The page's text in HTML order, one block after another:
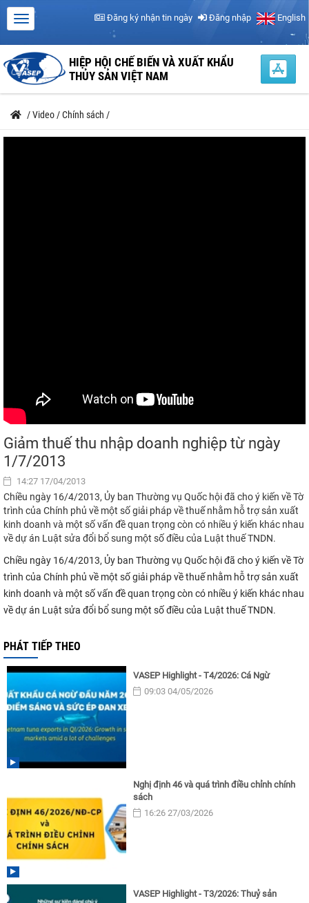
Đăng ký nhận tin ngày Đăng nhập English
HIỆP HỘI CHẾ BIẾN VÀ XUẤT KHẨU
THỦY SẢN VIỆT NAM
/Video /Chính sách /
Giảm thuế thu nhập doanh nghiệp từ ngày
1/7/2013
14:27 17/04/2013
Chiều ngày 16/4/2013, Ủy ban Thường vụ Quốc hội đã cho ý kiến về Tờ
trình của Chính phủ về một số giải pháp về thuế nhằm hỗ trợ sản xuất
kinh doanh và một số vấn đề quan trọng còn có nhiều ý kiến khác nhau
về dự án Luật sửa đổi bổ sung một số điều của Luật thuế TNDN.
Chiều ngày 16/4/2013, Ủy ban Thường vụ Quốc hội đã cho ý kiến về Tờ
trình của Chính phủ về một số giải pháp về thuế nhằm hỗ trợ sản xuất
kinh doanh và một số vấn đề quan trọng còn có nhiều ý kiến khác nhau
về dự án Luật sửa đổi bổ sung một số điều của Luật thuế TNDN.
PHÁT TIẾP THEO
VASEP Highlight - T4/2026: Cá Ngừ
09:03 04/05/2026
Nghị định 46 và quá trình điều chỉnh chính
sách
16:26 27/03/2026
VASEP Highlight - T3/2026: Thuỷ sản